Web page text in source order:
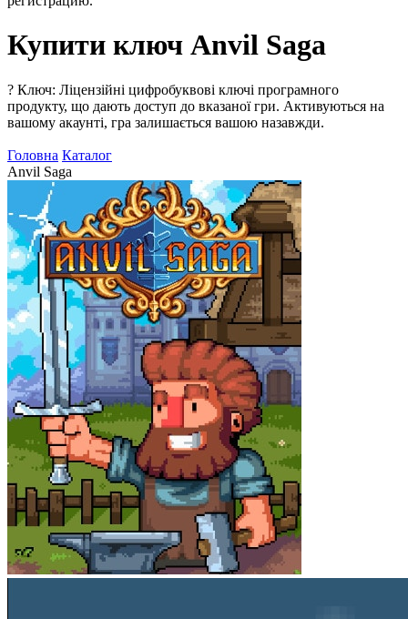
Купити ключ Anvil Saga
? Ключ: Ліцензійні цифробуквові ключі програмного
продукту, що дають доступ до вказаної гри. Активуються на
вашому акаунті, гра залишається вашою назавжди.
Головна Каталог
Anvil Saga